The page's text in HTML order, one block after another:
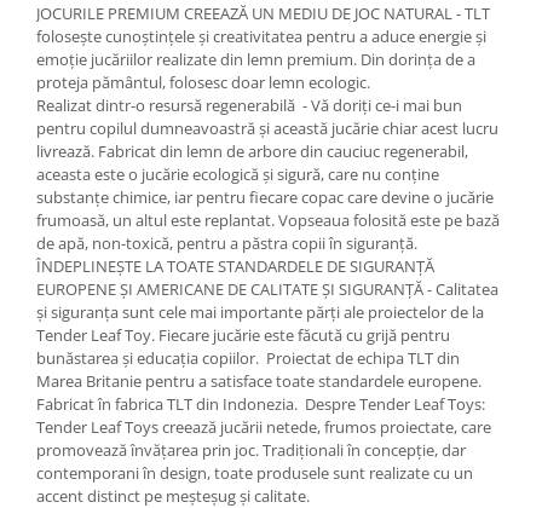
JOCURILE PREMIUM CREEAZĂ UN MEDIU DE JOC NATURAL - TLT
folosește cunoștințele și creativitatea pentru a aduce energie și
emoție jucăriilor realizate din lemn premium. Din dorința de a
proteja pământul, folosesc doar lemn ecologic.
Realizat dintr-o resursă regenerabilă - Vă doriți ce-i mai bun
pentru copilul dumneavoastră și această jucărie chiar acest lucru
livrează. Fabricat din lemn de arbore din cauciuc regenerabil,
aceasta este o jucărie ecologică și sigură, care nu conține
substanțe chimice, iar pentru fiecare copac care devine o jucărie
frumoasă, un altul este replantat. Vopseaua folosită este pe bază
de apă, non-toxică, pentru a păstra copii în siguranță.
ÎNDEPLINEȘTE LA TOATE STANDARDELE DE SIGURANȚĂ
EUROPENE ȘI AMERICANE DE CALITATE ȘI SIGURANȚĂ - Calitatea
și siguranța sunt cele mai importante părți ale proiectelor de la
Tender Leaf Toy. Fiecare jucărie este făcută cu grijă pentru
bunăstarea și educația copiilor. Proiectat de echipa TLT din
Marea Britanie pentru a satisface toate standardele europene.
Fabricat în fabrica TLT din Indonezia. Despre Tender Leaf Toys:
Tender Leaf Toys creează jucării netede, frumos proiectate, care
promovează învățarea prin joc. Tradiționali în concepție, dar
contemporani în design, toate produsele sunt realizate cu un
accent distinct pe meșteșug și calitate.